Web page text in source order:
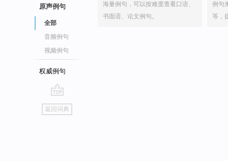
原声例句
全部
音频例句
视频例句
权威例句
go
top
返回词典
海量例句，可以按难度查看口语、
书面语、论文例句。
例句
等，